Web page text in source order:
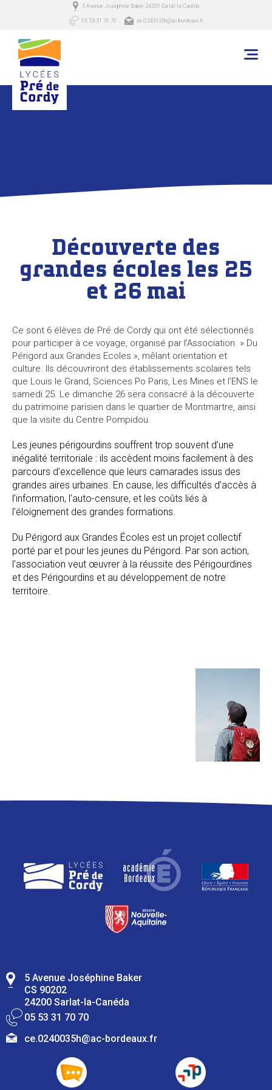
5 Avenue Joséphine Baker, 24200 Sarlat-la-Canéda
05 53 31 70 70 ce.0240035h@ac-bordeaux.fr
Découverte des
grandes écoles les 25
et 26 mai
Ce sont 6 élèves de Pré de Cordy qui ont été sélectionnés
pour participer à ce voyage, organisé par l’Association » Du
Périgord aux Grandes Ecoles », mêlant orientation et
culture. Ils découvriront des établissements scolaires tels
que Louis le Grand, Sciences Po Paris, Les Mines et l’ENS le
samedi 25. Le dimanche 26 sera consacré à la découverte
du patrimoine parisien dans le quartier de Montmartre, ainsi
que la visite du Centre Pompidou.
Les jeunes périgourdins souffrent trop souvent d’une
inégalité territoriale : ils accèdent moins facilement à des
parcours d’excellence que leurs camarades issus des
grandes aires urbaines. En cause, les difficultés d’accès à
l’information, l’auto-censure, et les coûts liés à
l’éloignement des grandes formations.
Du Périgord aux Grandes Écoles est un projet collectif
porté par et pour les jeunes du Périgord. Par son action,
l’association veut œuvrer à la réussite des Périgourdines
et des Périgourdins et au développement de notre
territoire.
5 Avenue Joséphine Baker
CS 90202
24200 Sarlat-la-Canéda
05 53 31 70 70
ce.0240035h@ac-bordeaux.fr